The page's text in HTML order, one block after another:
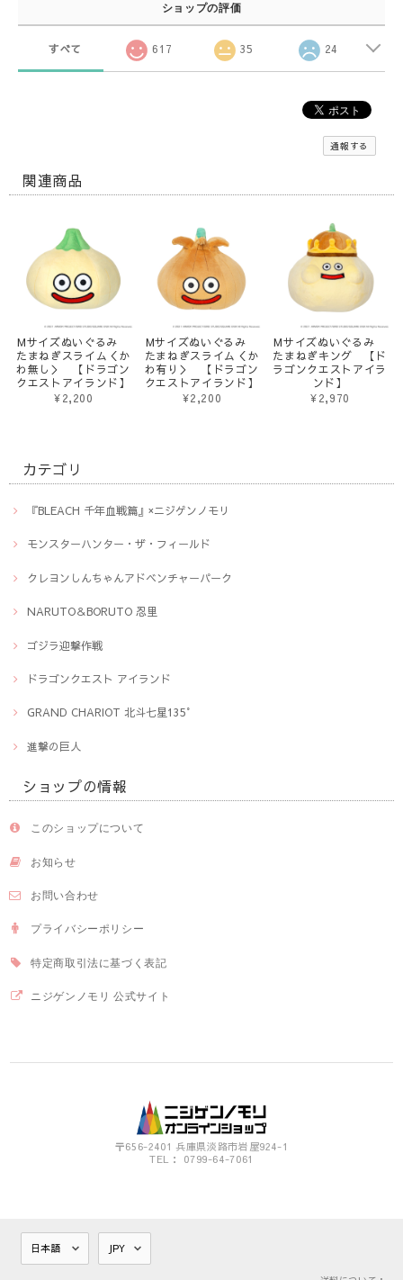
ショップの評価
すべて 617 35 24
通報する
関連商品
Mサイズぬいぐるみ
たまねぎスライム＜か
わ無し＞ 【ドラゴン
クエストアイランド】
¥2,200
Mサイズぬいぐるみ
たまねぎスライム＜か
わ有り＞ 【ドラゴン
クエストアイランド】
¥2,200
Mサイズぬいぐるみ
たまねぎキング 【ド
ラゴンクエストアイラ
ンド】
¥2,970
カテゴリ
『BLEACH 千年血戦篇』×ニジゲンノモリ
モンスターハンター・ザ・フィールド
クレヨンしんちゃんアドベンチャーパーク
NARUTO＆BORUTO 忍里
ゴジラ迎撃作戦
ドラゴンクエスト アイランド
GRAND CHARIOT 北斗七星135°
進撃の巨人
ショップの情報
このショップについて
お知らせ
お問い合わせ
プライバシーポリシー
特定商取引法に基づく表記
ニジゲンノモリ 公式サイト
〒656-2401 兵庫県淡路市岩屋924-1
TEL： 0799-64-7061